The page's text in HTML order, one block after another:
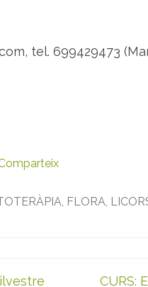
tel. 699429473
, FLORA,
CURS: